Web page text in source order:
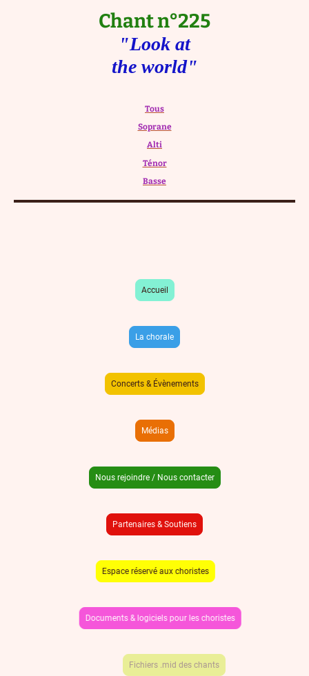
Chant n°225
"Look at
the world"
Tous
Soprane
Alti
Ténor
Basse
Accueil
La chorale
Concerts & Évènements
Médias
Nous rejoindre / Nous contacter
Partenaires & Soutiens
Espace réservé aux choristes
Documents & logiciels pour les choristes
Fichiers .mid des chants